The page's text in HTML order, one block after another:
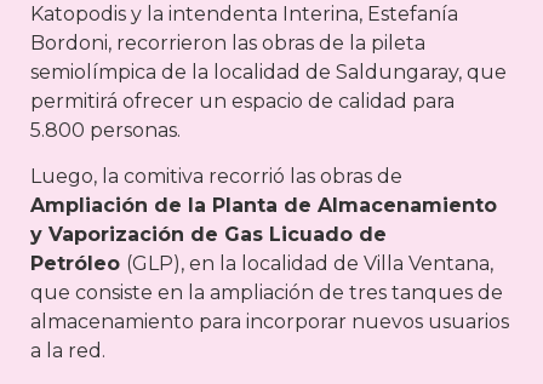
Katopodis y la intendenta Interina, Estefanía
Bordoni, recorrieron las obras de la pileta
semiolímpica de la localidad de Saldungaray, que
permitirá ofrecer un espacio de calidad para
5.800 personas.
Luego, la comitiva recorrió las obras de
Ampliación de la Planta de Almacenamiento
y Vaporización de Gas Licuado de
Petróleo (GLP), en la localidad de Villa Ventana,
que consiste en la ampliación de tres tanques de
almacenamiento para incorporar nuevos usuarios
a la red.